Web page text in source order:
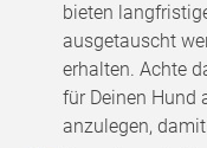
bieten
ausgetauscht
erhalten. Achte
für Deinen Hund
anzulegen,